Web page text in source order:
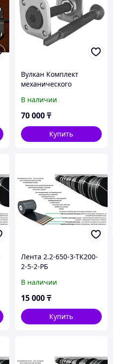
Вулкан Комплект
механического
транспортерной
В наличии
70 000₸
Купить
Лента 2.2-650-3-ТК200-
2-5-2-РБ
В наличии
15 000₸
Купить